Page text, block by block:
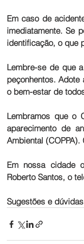
Em caso de
imediatamente. Se
identificação, o que
Lembre-se de que
peçonhentos.
o bem-estar de
Lembramos que o
aparecimento de
Ambiental (COPPA).
Em nossa cidade
Roberto Santos, o
Sugestões e